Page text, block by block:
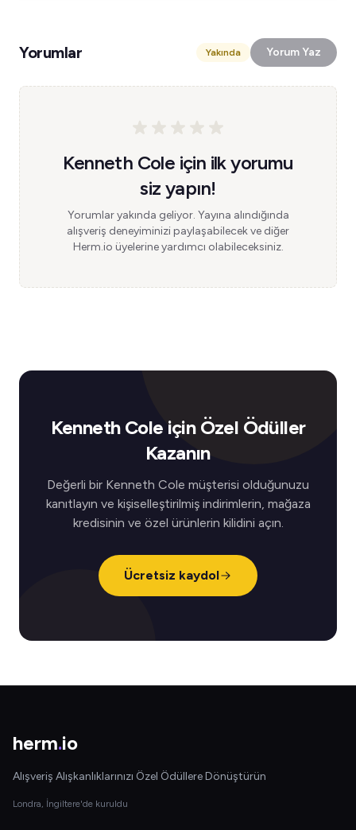
Yorumlar Yakında Yorum Yaz
Kenneth Cole için ilk yorumu
siz yapın!
Yorumlar yakında geliyor. Yayına alındığında
alışveriş deneyiminizi paylaşabilecek ve diğer
Herm.io üyelerine yardımcı olabileceksiniz.
Kenneth Cole için Özel Ödüller
Kazanın
Değerli bir Kenneth Cole müşterisi olduğunuzu
kanıtlayın ve kişiselleştirilmiş indirimlerin, mağaza
kredisinin ve özel ürünlerin kilidini açın.
Ücretsiz kaydol
herm.io
Alışveriş Alışkanlıklarınızı Özel Ödüllere Dönüştürün
Londra, İngiltere'de kuruldu